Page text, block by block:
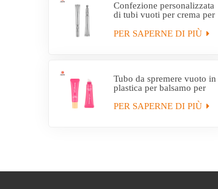
Confezione personalizzata
di tubi vuoti per crema per
applicatore elettrico
PER SAPERNE DI PIÙ
Tubo da spremere vuoto in
plastica per balsamo per
personalizzato con
PER SAPERNE DI PIÙ